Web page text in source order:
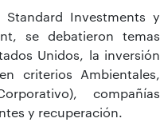
Investments y
se debatieron temas
Unidos, la inversión
criterios Ambientales,
compañías
y recuperación.